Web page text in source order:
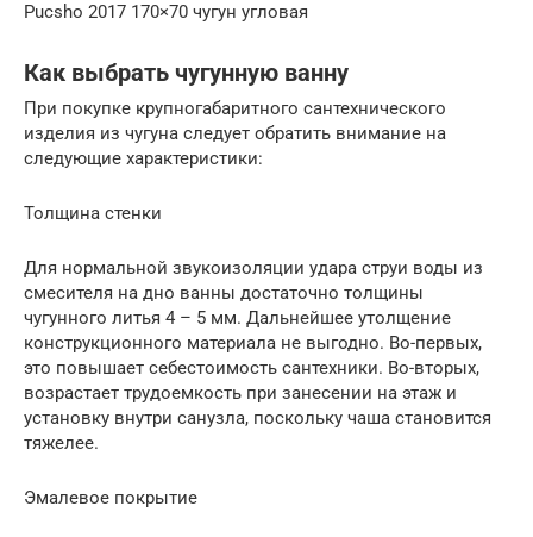
Pucsho 2017 170×70 чугун угловая
Как выбрать чугунную ванну
При покупке крупногабаритного сантехнического
изделия из чугуна следует обратить внимание на
следующие характеристики:
Толщина стенки
Для нормальной звукоизоляции удара струи воды из
смесителя на дно ванны достаточно толщины
чугунного литья 4 – 5 мм. Дальнейшее утолщение
конструкционного материала не выгодно. Во-первых,
это повышает себестоимость сантехники. Во-вторых,
возрастает трудоемкость при занесении на этаж и
установку внутри санузла, поскольку чаша становится
тяжелее.
Эмалевое покрытие